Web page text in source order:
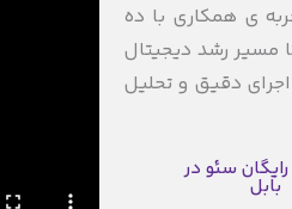
ی همکاری با ده
مسیر رشد دیجیتال
اجرای دقیق و تحلیل
سئو در
بابل